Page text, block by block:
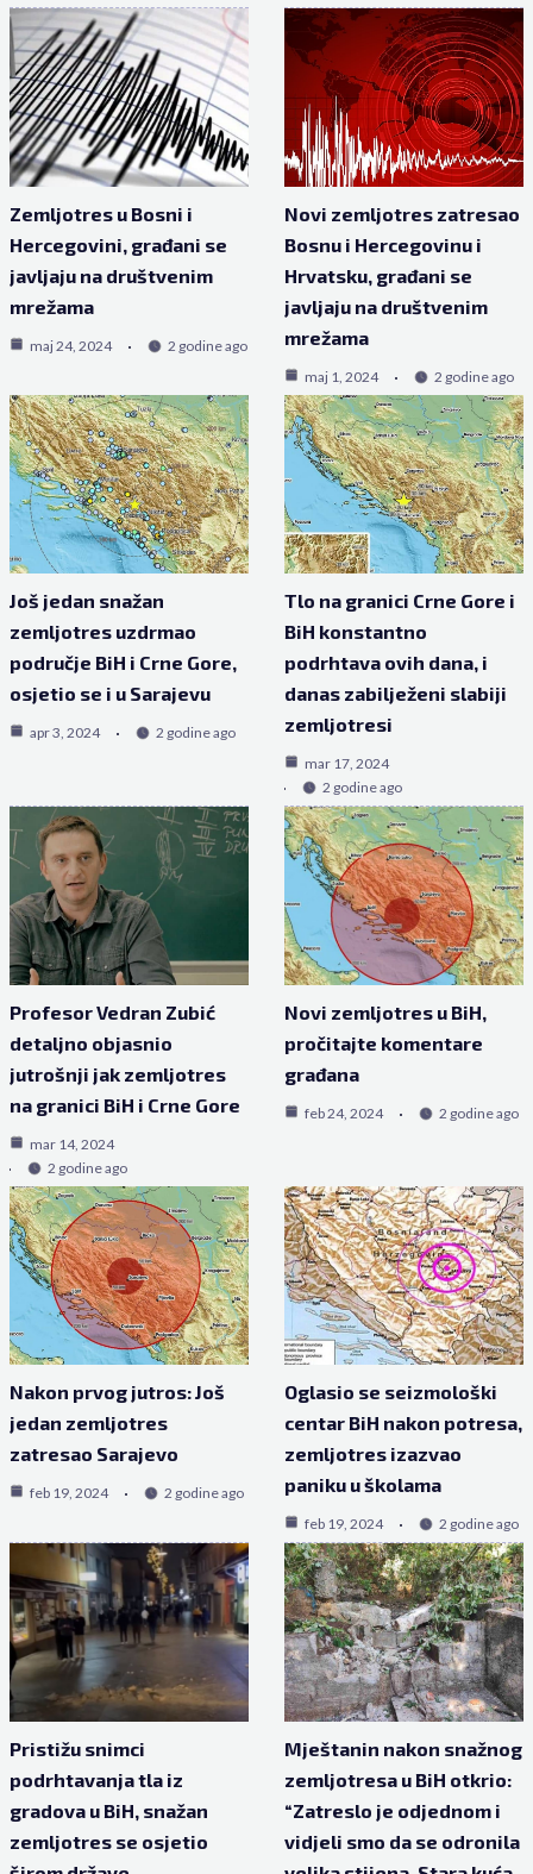
Zemljotres u Bosni i
Hercegovini, građani se
javljaju na društvenim
mrežama
maj 24, 2024 2 godine ago
Novi zemljotres zatresao
Bosnu i Hercegovinu i
Hrvatsku, građani se
javljaju na društvenim
mrežama
maj 1, 2024 2 godine ago
Još jedan snažan
zemljotres uzdrmao
područje BiH i Crne Gore,
osjetio se i u Sarajevu
apr 3, 2024 2 godine ago
Tlo na granici Crne Gore i
BiH konstantno
podrhtava ovih dana, i
danas zabilježeni slabiji
zemljotresi
mar 17, 2024
2 godine ago
Profesor Vedran Zubić
detaljno objasnio
jutrošnji jak zemljotres
na granici BiH i Crne Gore
mar 14, 2024
2 godine ago
Novi zemljotres u BiH,
pročitajte komentare
građana
feb 24, 2024 2 godine ago
Nakon prvog jutros: Još
jedan zemljotres
zatresao Sarajevo
feb 19, 2024 2 godine ago
Oglasio se seizmološki
centar BiH nakon potresa,
zemljotres izazvao
paniku u školama
feb 19, 2024 2 godine ago
Pristižu snimci
podrhtavanja tla iz
gradova u BiH, snažan
zemljotres se osjetio
Mještanin nakon snažnog
zemljotresa u BiH otkrio:
“Zatreslo je odjednom i
vidjeli smo da se odronila